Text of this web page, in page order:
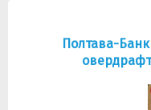
Полтава-